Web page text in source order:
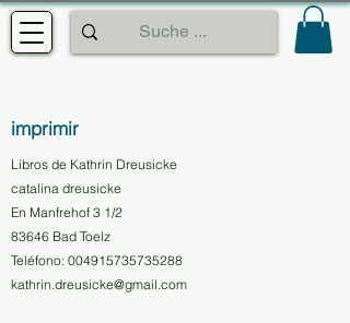
imprimir
Libros de Kathrin Dreusicke
catalina dreusicke
En Manfrehof 3 1/2
83646 Bad Toelz
​Teléfono: 004915735735288
kathrin.dreusicke@gmail.com